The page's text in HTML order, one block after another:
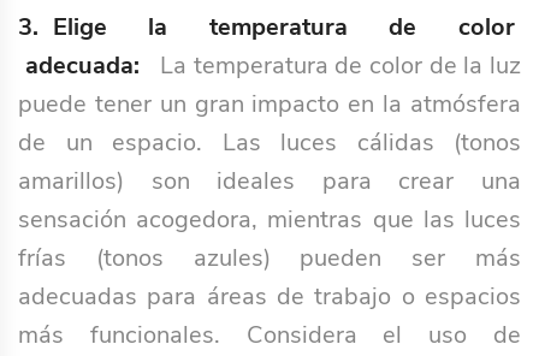
3. Elige la temperatura de color
adecuada:
La temperatura de color de la luz
puede tener un gran impacto en la atmósfera
de un espacio. Las luces cálidas (tonos
amarillos) son ideales para crear una
sensación acogedora, mientras que las luces
frías (tonos azules) pueden ser más
adecuadas para áreas de trabajo o espacios
más funcionales. Considera el uso de